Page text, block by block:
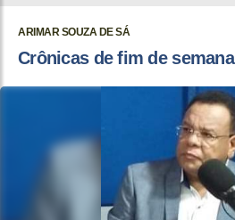
ARIMAR SOUZA DE SÁ
Crônicas de fim de semana